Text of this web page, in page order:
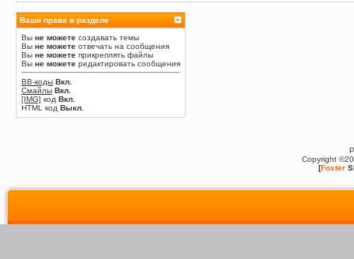
Ваши права в разделе
Вы не можете создавать темы
Вы не можете отвечать на сообщения
Вы не можете прикреплять файлы
Вы не можете редактировать сообщения
BB-коды Вкл.
Смайлы Вкл.
[IMG] код Вкл.
HTML код Выкл.
Copyright
[Foxter